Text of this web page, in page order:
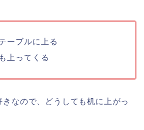
ーブルに上る
上ってくる
なので、どうしても机に上がっ